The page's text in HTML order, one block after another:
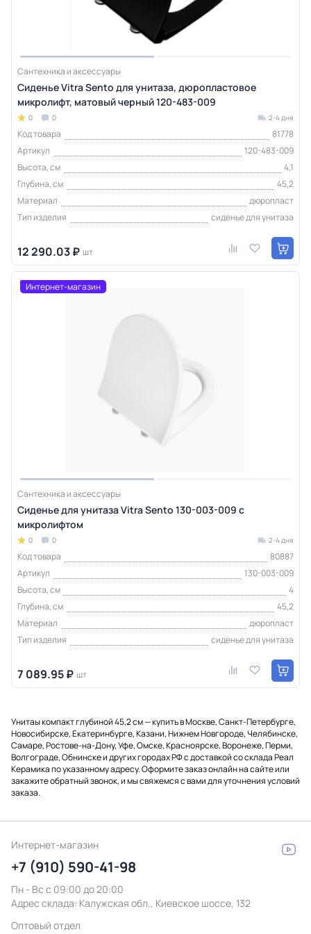
Сантехника и аксессуары
Сиденье Vitra Sento для унитаза, дюропластовое
микролифт, матовый черный 120-483-009
0 0 2-4 дня
Код товара
81778
Артикул
120-483-009
Высота, см
4,1
Глубина, см
45,2
Материал
дюропласт
Тип изделия
сиденье для унитаза
12 290.03 ₽ шт
Интернет-магазин
Сантехника и аксессуары
Сиденье для унитаза Vitra Sento 130-003-009 с
микролифтом
0 0 2-4 дня
Код товара
80887
Артикул
130-003-009
Высота, см
4
Глубина, см
45,2
Материал
дюропласт
Тип изделия
сиденье для унитаза
7 089.95 ₽ шт
Унитаы компакт глубиной 45,2 см — купить в Москве, Санкт-Петербурге,
Новосибирске, Екатеринбурге, Казани, Нижнем Новгороде, Челябинске,
Самаре, Ростове-на-Дону, Уфе, Омске, Красноярске, Воронеже, Перми,
Волгограде, Обнинске и других городах РФ с доставкой со склада Реал
Керамика по указанному адресу. Оформите заказ онлайн на сайте или
закажите обратный звонок, и мы свяжемся с вами для уточнения условий
заказа.
Интернет-магазин
+7 (910) 590-41-98
Пн - Вс с 09:00 до 20:00
Адрес склада: Калужская обл., Киевское шоссе, 132
Оптовый отдел